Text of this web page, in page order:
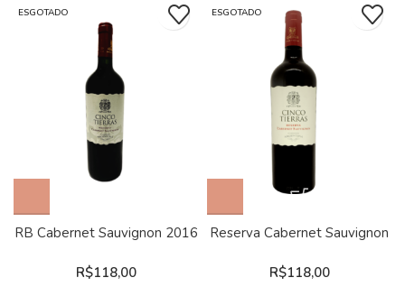
ESGOTADO
RB Cabernet Sauvignon 2016
R$118,00
ESGOTADO
Reserva Cabernet Sauvignon
R$118,00